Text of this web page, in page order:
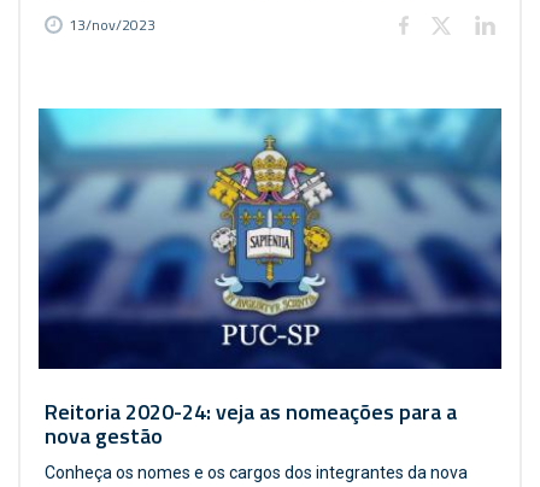
13/nov/2023
Reitoria 2020-24: veja as nomeações para a
nova gestão
Conheça os nomes e os cargos dos integrantes da nova